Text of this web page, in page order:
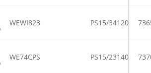
WEWI823 PS15/34120
WE74CPS PS15/23140